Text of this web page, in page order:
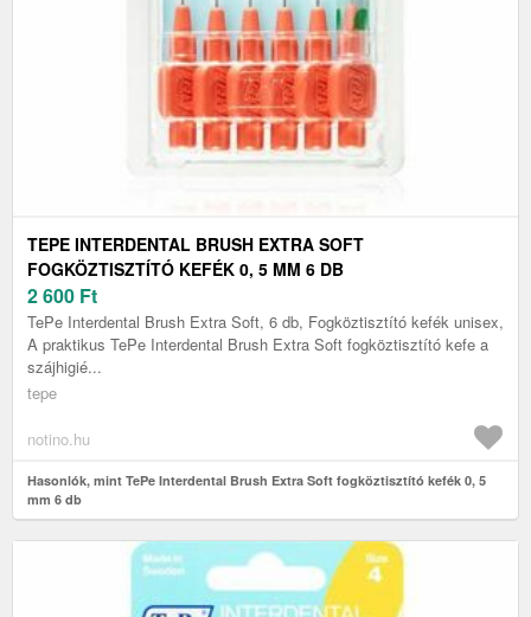
TEPE INTERDENTAL BRUSH EXTRA SOFT
FOGKÖZTISZTÍTÓ KEFÉK 0, 5 MM 6 DB
2 600 Ft
TePe Interdental Brush Extra Soft, 6 db, Fogköztisztító kefék unisex,
A praktikus TePe Interdental Brush Extra Soft fogköztisztító kefe a
szájhigié...
tepe
notino.hu
Hasonlók, mint TePe Interdental Brush Extra Soft fogköztisztító kefék 0, 5
mm 6 db